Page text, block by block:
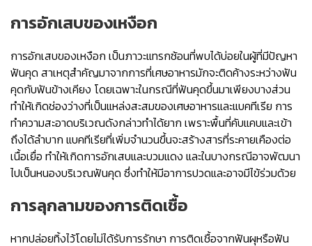
การอักเสบของเหงือก
การอักเสบของเหงือก เป็นภาวะแทรกซ้อนที่พบได้บ่อยในผู้ที่มีปัญหา
ฟันคุด สาเหตุสำคัญมาจากการที่เศษอาหารมักจะติดค้างระหว่างฟัน
คุดกับฟันข้างเคียง โดยเฉพาะในกรณีที่ฟันคุดขึ้นมาเพียงบางส่วน
ทำให้เกิดช่องว่างที่เป็นแหล่งสะสมของเศษอาหารและแบคทีเรีย การ
ทำความสะอาดบริเวณดังกล่าวทำได้ยาก เพราะพื้นที่คับแคบและเข้า
ถึงได้ลำบาก แบคทีเรียที่เพิ่มจำนวนขึ้นจะสร้างสารที่ระคายเคืองต่อ
เนื้อเยื่อ ทำให้เกิดการอักเสบและบวมแดง และในบางกรณีอาจพัฒนา
ไปเป็นหนองบริเวณฟันคุด ซึ่งทำให้มีอาการปวดและอาจมีไข้ร่วมด้วย
การลุกลามของการติดเชื้อ
หากปล่อยทิ้งไว้โดยไม่ได้รับการรักษา การติดเชื้อจากฟันผุหรือฟัน